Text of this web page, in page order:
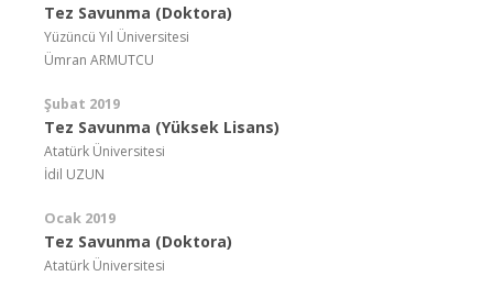
Tez Savunma (Doktora)
Yüzüncü Yıl Üniversitesi
Ümran ARMUTCU
Şubat 2019
Tez Savunma (Yüksek Lisans)
Atatürk Üniversitesi
İdil UZUN
Ocak 2019
Tez Savunma (Doktora)
Atatürk Üniversitesi